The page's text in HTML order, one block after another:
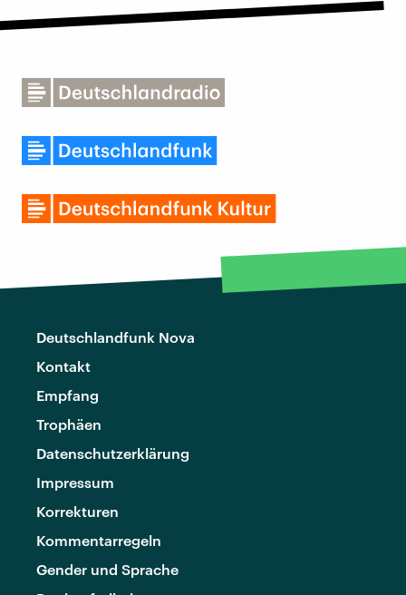
Deutschlandfunk Nova
Kontakt
Empfang
Trophäen
Datenschutzerklärung
Impressum
Korrekturen
Kommentarregeln
Gender und Sprache